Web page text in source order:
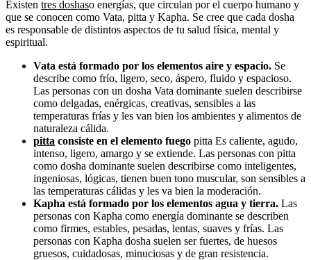
Existen tres doshaso energías, que circulan por el cuerpo humano y
que se conocen como Vata, pitta y Kapha. Se cree que cada dosha
es responsable de distintos aspectos de tu salud física, mental y
espiritual.
Vata está formado por los elementos aire y espacio. Se
describe como frío, ligero, seco, áspero, fluido y espacioso.
Las personas con un dosha Vata dominante suelen describirse
como delgadas, enérgicas, creativas, sensibles a las
temperaturas frías y les van bien los ambientes y alimentos de
naturaleza cálida.
pitta consiste en el elemento fuego pitta Es caliente, agudo,
intenso, ligero, amargo y se extiende. Las personas con pitta
como dosha dominante suelen describirse como inteligentes,
ingeniosas, lógicas, tienen buen tono muscular, son sensibles a
las temperaturas cálidas y les va bien la moderación.
Kapha está formado por los elementos agua y tierra. Las
personas con Kapha como energía dominante se describen
como firmes, estables, pesadas, lentas, suaves y frías. Las
personas con Kapha dosha suelen ser fuertes, de huesos
gruesos, cuidadosas, minuciosas y de gran resistencia.